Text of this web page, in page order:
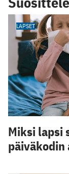
LAPSET
Miksi lapsi
päiväkodin